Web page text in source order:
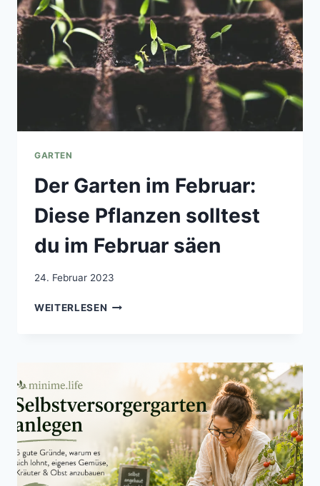
GARTEN
Der Garten im Februar:
Diese Pflanzen solltest
du im Februar säen
24. Februar 2023
WEITERLESEN DER
SOLLTEST
DU
FEBRUAR
SÄEN